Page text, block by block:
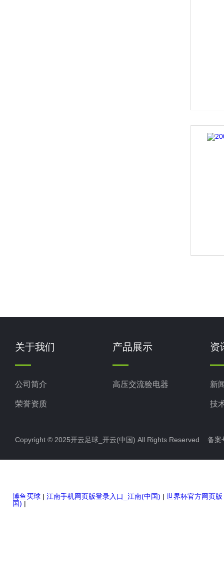
关于我们
公司简介
荣誉资质
产品展示
高压交流验电器
资
新
技
Copyright © 2025开云足球_开云(中国) All Rights Reserved 备案
博鱼买球 | 江南手机网页版登录入口_江南(中国) | 世界杯官方网页版
国) |